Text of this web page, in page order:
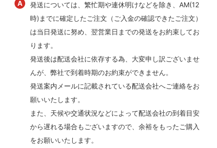
発送については、繁忙期や連休明けなどを除き、AM(12
時)までに確定したご注文（ご入金の確認できたご注文）
は当日発送に努め、翌営業日までの発送をお約束してお
ります。
発送後は配送会社に依存する為、大変申し訳ございませ
んが、弊社で到着時期のお約束ができません。
発送案内メールに記載されている配送会社へご連絡をお
願いいたします。
また、天候や交通状況などによって配送会社の到着目安
から遅れる場合もございますので、余裕をもったご購入
をお願いいたします。